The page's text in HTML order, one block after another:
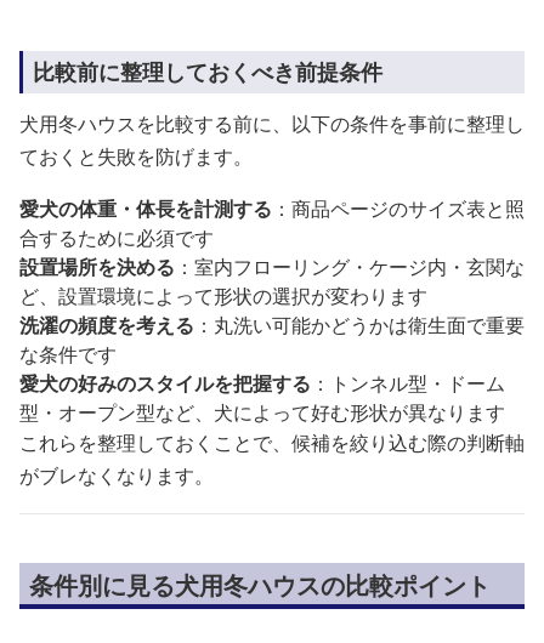
比較前に整理しておくべき前提条件
犬用冬ハウスを比較する前に、以下の条件を事前に整理し
ておくと失敗を防げます。
愛犬の体重・体長を計測する ：商品ページのサイズ表と照
合するために必須です
設置場所を決める ：室内フローリング・ケージ内・玄関な
ど、設置環境によって形状の選択が変わります
洗濯の頻度を考える ：丸洗い可能かどうかは衛生面で重要
な条件です
愛犬の好みのスタイルを把握する ：トンネル型・ドーム
型・オープン型など、犬によって好む形状が異なります
これらを整理しておくことで、候補を絞り込む際の判断軸
がブレなくなります。
条件別に見る犬用冬ハウスの比較ポイント